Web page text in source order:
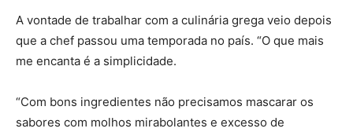
A vontade de trabalhar com a culinária grega veio depois
que a chef passou uma temporada no país. “O que mais
me encanta é a simplicidade.
“Com bons ingredientes não precisamos mascarar os
sabores com molhos mirabolantes e excesso de